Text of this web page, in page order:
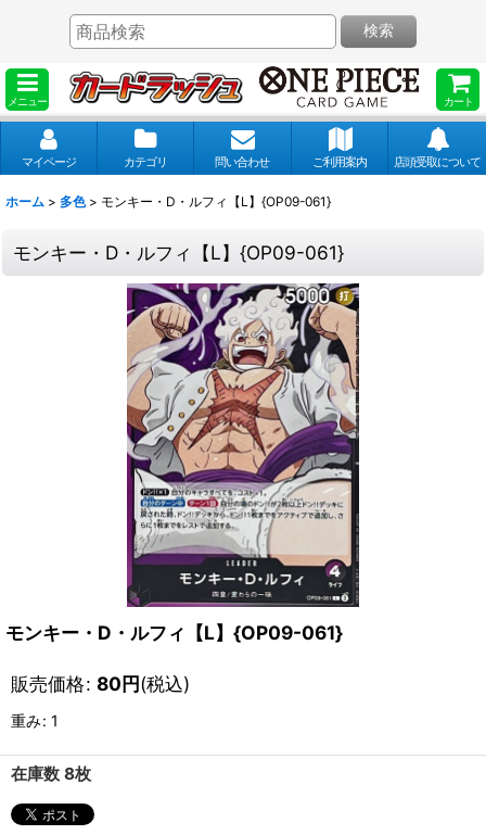
メニュー カート
検索
マイページ カテゴリ 問い合わせ ご利用案内 店頭受取について
ホーム > 多色 > モンキー・D・ルフィ【L】{OP09-061}
モンキー・D・ルフィ【L】{OP09-061}
モンキー・D・ルフィ【L】{OP09-061}
販売価格: 80円(税込)
重み: 1
在庫数 8枚